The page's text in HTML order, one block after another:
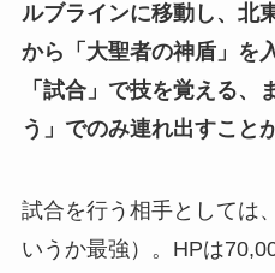
ルブラインに移動し、北
から「大聖者の神盾」を
「試合」で技を覚える、
う」でのみ連れ出すこと
試合を行う相手としては
いうか最強）。HPは